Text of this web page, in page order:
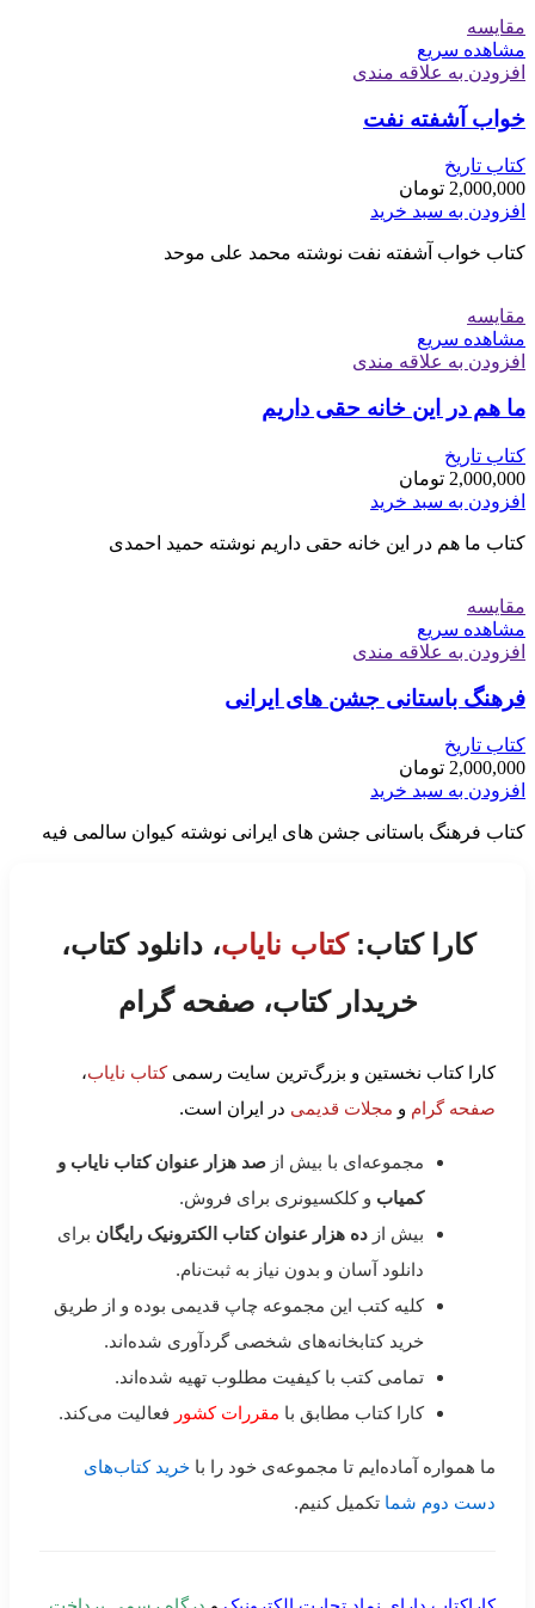
مقایسه
مشاهده سریع
افزودن به علاقه مندی
خواب آشفته نفت
کتاب تاریخ
2,000,000 تومان
افزودن به سبد خرید
کتاب خواب آشفته نفت نوشته محمد علی موحد
مقایسه
مشاهده سریع
افزودن به علاقه مندی
ما هم در این خانه حقی داریم
کتاب تاریخ
2,000,000 تومان
افزودن به سبد خرید
کتاب ما هم در این خانه حقی داریم نوشته حمید احمدی
مقایسه
مشاهده سریع
افزودن به علاقه مندی
فرهنگ باستانی جشن های ایرانی
کتاب تاریخ
2,000,000 تومان
افزودن به سبد خرید
کتاب فرهنگ باستانی جشن های ایرانی نوشته کیوان سالمی فیه
کارا کتاب:کتاب نایاب، دانلود کتاب،
خریدار کتاب، صفحه گرام
کارا کتاب نخستین و بزرگ‌ترین سایت رسمیکتاب نایاب،
صفحه گرام و مجلات قدیمی در ایران است.
مجموعه‌ای با بیش از صد هزار عنوان کتاب نایاب و
کمیاب و کلکسیونری برای فروش.
بیش از ده هزار عنوان کتاب الکترونیک رایگان برای
دانلود آسان و بدون نیاز به ثبت‌نام.
کلیه کتب این مجموعه چاپ قدیمی بوده و از طریق
خرید کتابخانه‌های شخصی گردآوری شده‌اند.
تمامی کتب با کیفیت مطلوب تهیه شده‌اند.
کارا کتاب مطابق با مقررات کشور فعالیت می‌کند.
ما همواره آماده‌ایم تا مجموعه‌ی خود را با خرید کتاب‌های
دست دوم شما تکمیل کنیم.